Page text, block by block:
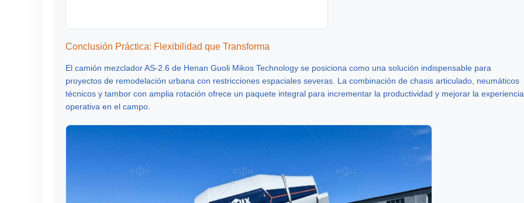
Conclusión Práctica: Flexibilidad que Transforma
El camión mezcladorAS-2.6 de Henan Guoli Mikos Technology se posiciona como una solución indispensable para
proyectos de remodelación urbana con restricciones espaciales severas. La combinación de chasis articulado, neumáticos
técnicos y tambor con amplia rotación ofrece un paquete integral para incrementar la productividad y mejorar la experiencia
operativa en el campo.